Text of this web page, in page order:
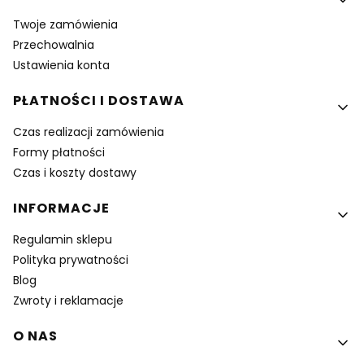
Twoje zamówienia
Przechowalnia
Ustawienia konta
PŁATNOŚCI I DOSTAWA
Czas realizacji zamówienia
Formy płatności
Czas i koszty dostawy
INFORMACJE
Regulamin sklepu
Polityka prywatności
Blog
Zwroty i reklamacje
O NAS